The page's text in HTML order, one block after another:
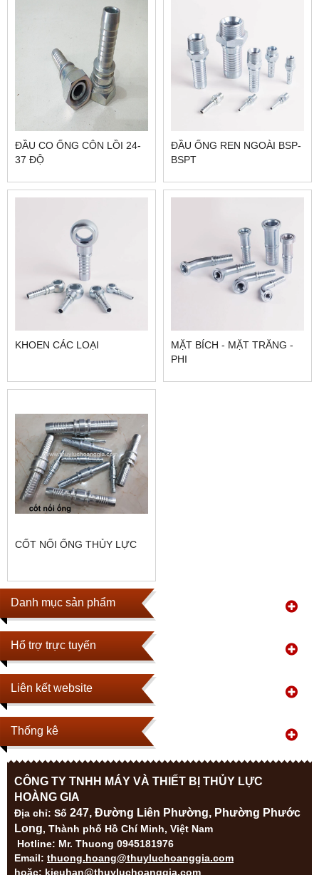
Danh mục sản phẩm
Hổ trợ trực tuyến
Liên kết website
Thống kê
ĐẦU CO ỐNG CÔN LỒI 24-
37 ĐỘ
ĐẦU ỐNG REN NGOÀI BSP-
BSPT
KHOEN CÁC LOẠI
MẶT BÍCH - MẶT TRĂNG -
PHI
CỐT NỐI ỐNG THỦY LỰC
CÔNG TY TNHH MÁY VÀ THIẾT BỊ THỦY LỰC
HOÀNG GIA
Địa chỉ: Số 247, Đường Liên Phường, Phường Phước
Long, Thành phố Hồ Chí Minh, Việt Nam
Hotline: Mr. Thuong 0945181976
Email: thuong.hoang@thuyluchoanggia.com
hoặc: kieuhan@thuyluchoanggia.com